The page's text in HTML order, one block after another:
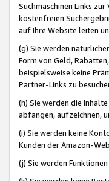
Suchmaschinen Links
kostenfreien
auf Ihre Website leiten
(g) Sie werden
Form von Geld,
beispielsweise keine
Partner-Links zu
(h) Sie werden die
abfangen, aufzeichnen,
(i) Sie werden keine
Kunden der Amazon-
(j) Sie werden